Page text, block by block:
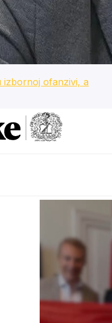
izbornoj ofanzivi, a